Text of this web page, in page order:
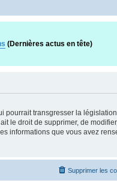
(Dernières actus en tête)
transgresser la
le droit de supprimer, de
informations que vous avez
Supprimer les